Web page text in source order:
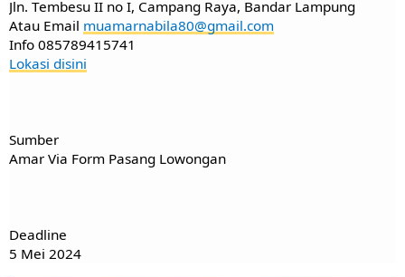
Jln. Tembesu II no I, Campang Raya, Bandar Lampung
Atau Email muamarnabila80@gmail.com
Info 085789415741
Lokasi disini
Sumber
Amar Via Form Pasang Lowongan
Deadline
5 Mei 2024